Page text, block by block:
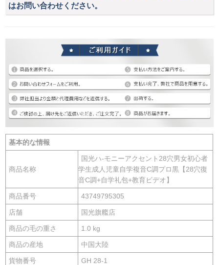
はお問い合わせください。
基本的な情報
商品名称
国光ハ-モニーアクセント28穴男女初心者
学生成人児童自学複音C調プロ黒【28穴復
音C調+自学礼包+教育ビデオ】
商品番号 43749795305
店舗 国光旗艦店
商品の毛の重さ 1.0 kg
商品の産地 中国大陸
貨物番号 GH 28-1